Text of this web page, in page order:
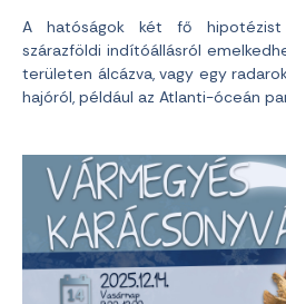
A hatóságok két fő
szárazföldi indítóállásról
területen álcázva, vagy egy
hajóról, például az Atlanti-óceán